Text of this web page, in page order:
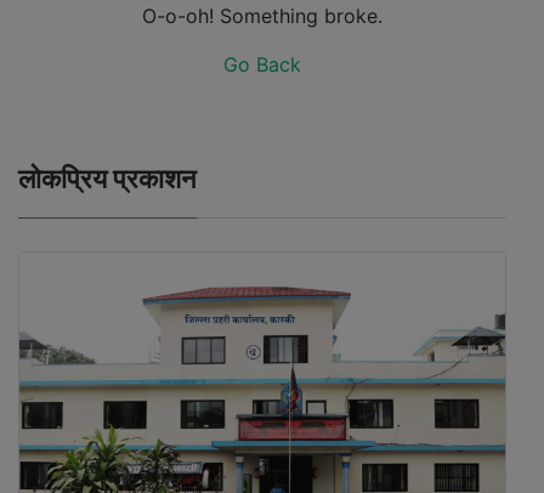
O-o-oh! Something broke.
Go Back
लोकप्रिय प्रकाशन